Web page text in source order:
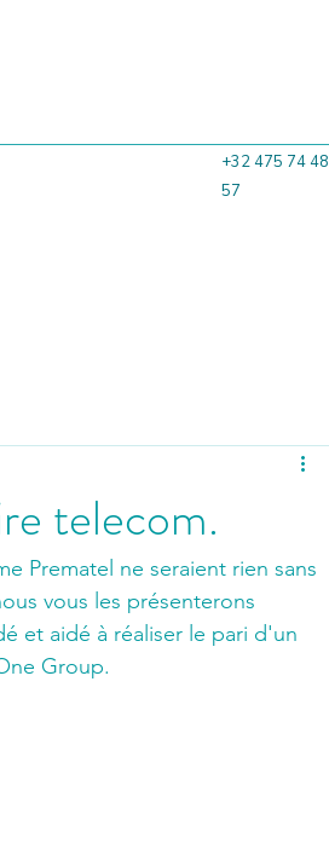
+32 475 74 48
57
telecom.
Prematel ne seraient rien sans
vous les présenterons
et aidé à réaliser le pari d'un
Group.